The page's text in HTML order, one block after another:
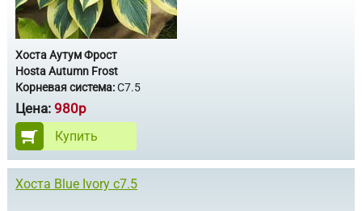
Хоста Аутум Фрост
Hosta Autumn Frost
Корневая система:С7.5
Цена: 980р
Купить
Хоста Blue Ivory с7.5